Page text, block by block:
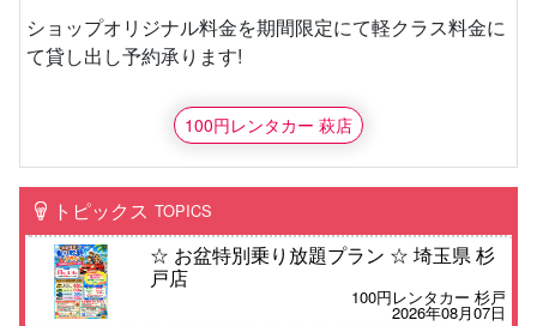
ショップオリジナル料金を期間限定にて軽クラス料金に
て貸し出し予約承ります!
100円レンタカー 萩店
トピックス TOPICS
☆ お盆特別乗り放題プラン ☆ 埼玉県 杉
戸店
100円レンタカー 杉戸
2026年08月07日